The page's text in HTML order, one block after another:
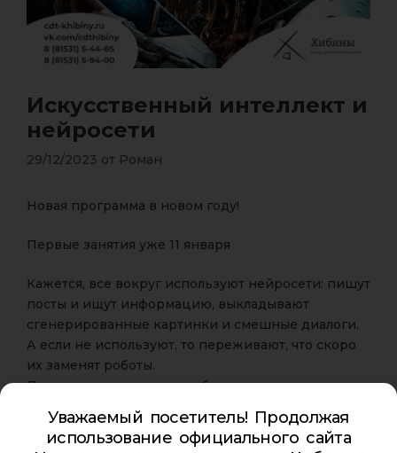
Искусственный интеллект и
нейросети
29/12/2023 от Роман
Новая программа в новом году!
Первые занятия уже 11 января
Кажется, все вокруг используют нейросети: пишут
посты и ищут информацию, выкладывают
сгенерированные картинки и смешные диалоги.
А если не используют, то переживают, что скоро
их заменят роботы.
Программа поможет разобраться, что же такое
чтобы превратить искусственный интеллект в
помощника и упростить свою жизнь.
Уважаемый посетитель! Продолжая
использование официального сайта